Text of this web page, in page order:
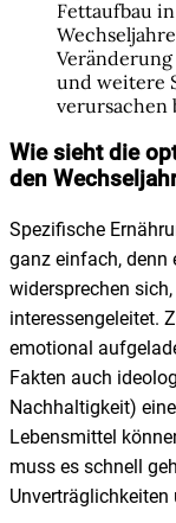
Fettaufbau
und weitere
verursachen
Wie sieht die
den
Spezifische
ganz einfach, denn
widersprechen
interessengeleitet.
emotional
Fakten auch
Nachhaltigkeit)
Lebensmittel
muss es schnell
Unverträglichkeiten